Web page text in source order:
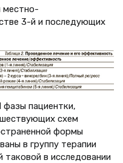
местно-
3-й и последующих
фазы пациентки,
схем
формы
в группу терапии
таковой в исследовании